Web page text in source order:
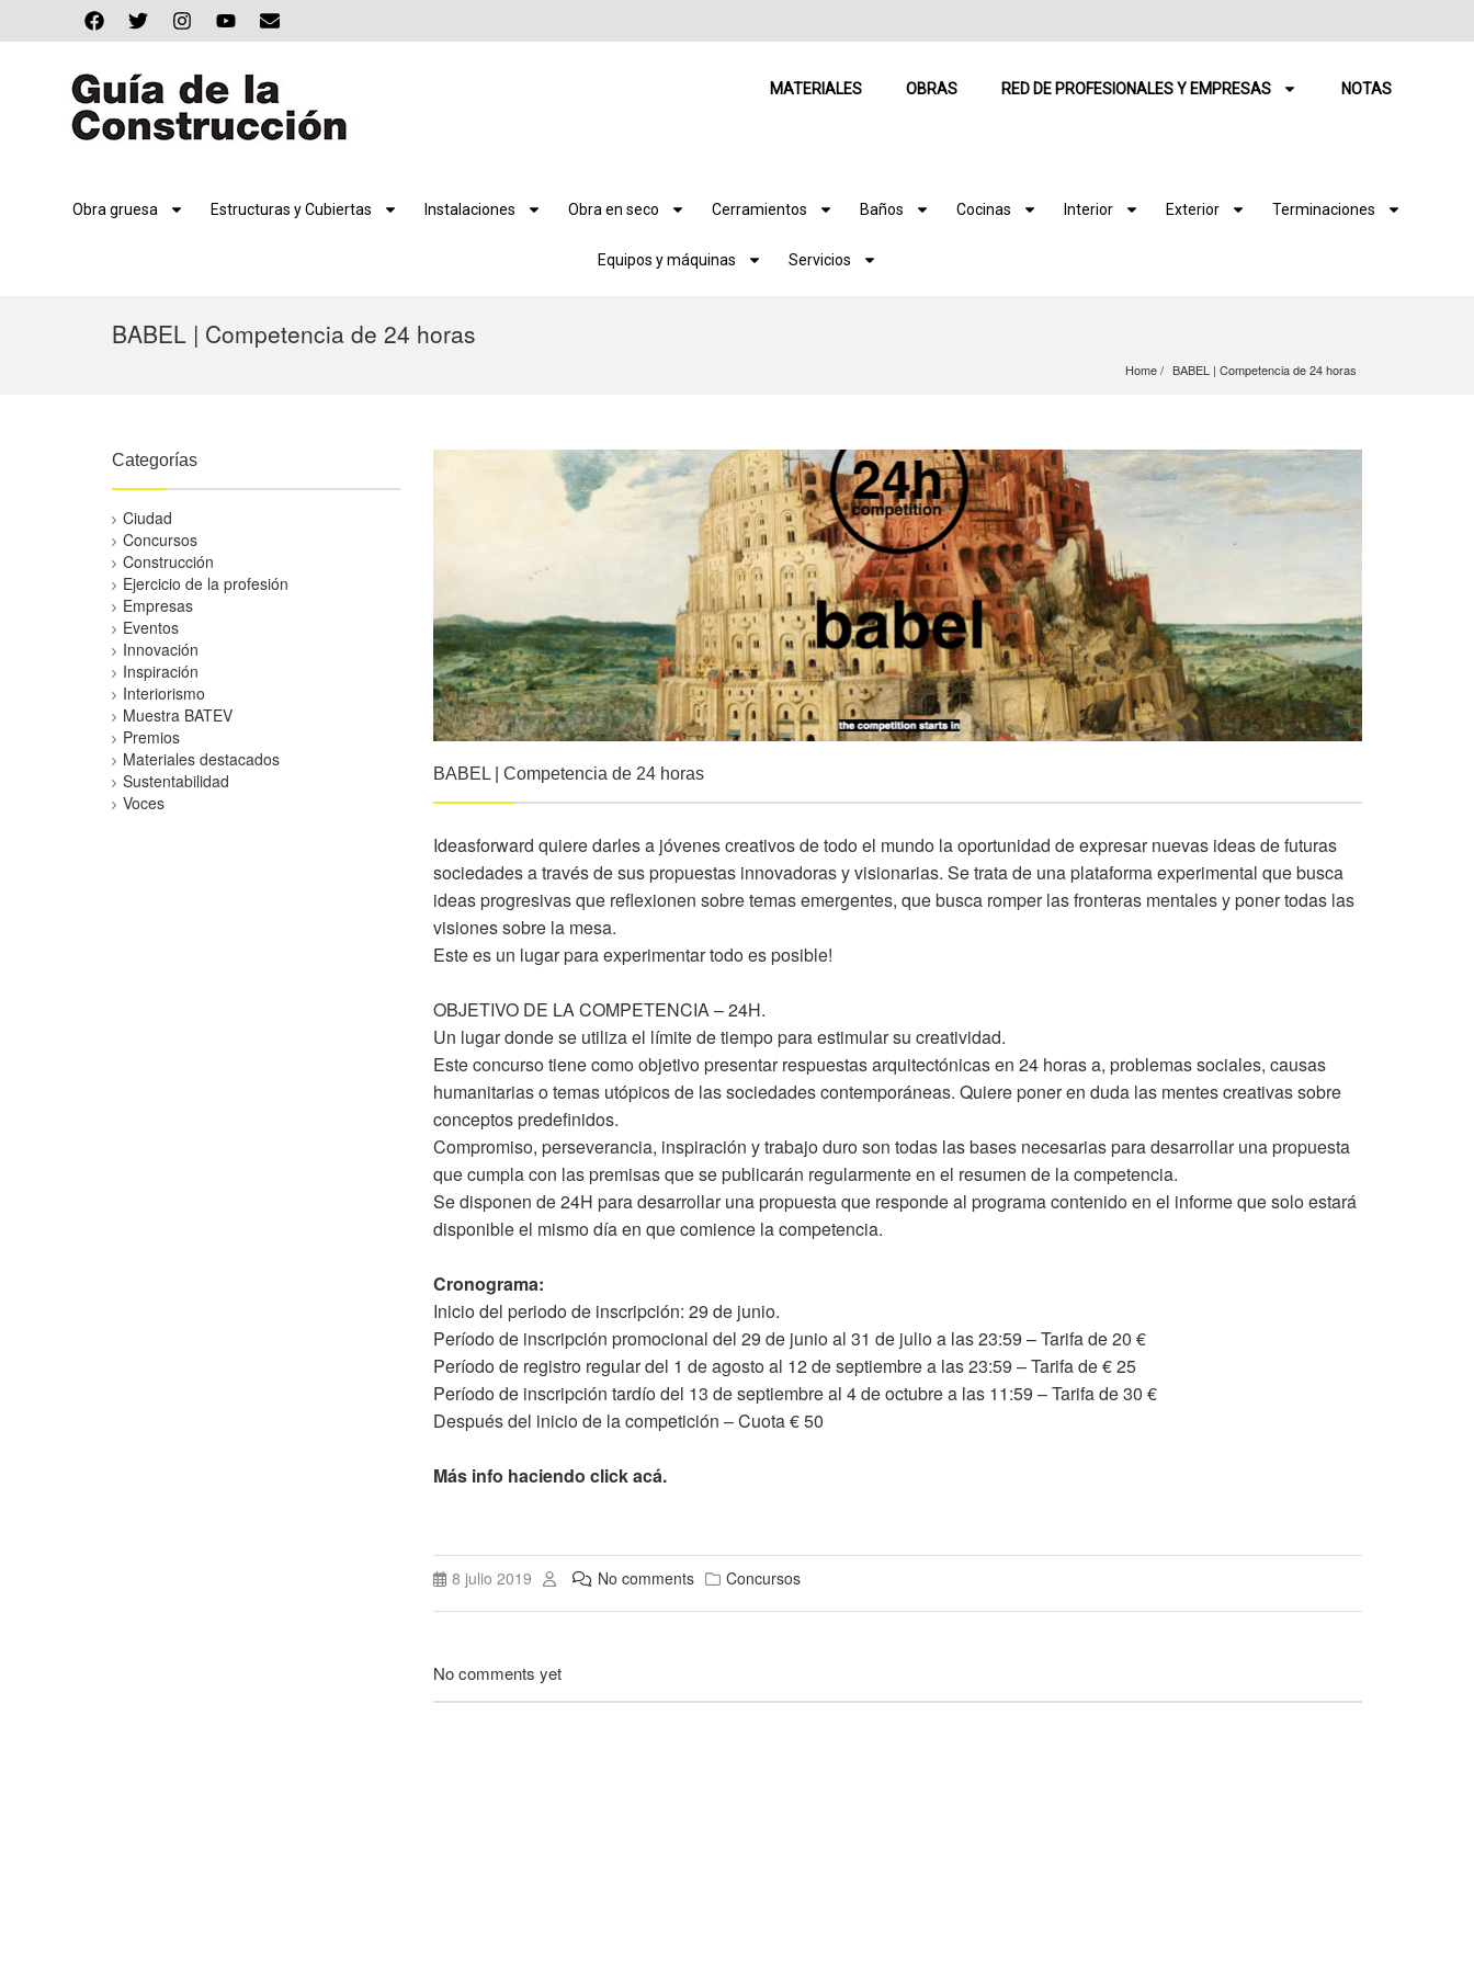
MATERIALES OBRAS RED DE PROFESIONALES Y EMPRESAS NOTAS
Obra gruesa Estructuras y Cubiertas Instalaciones Obra en seco Cerramientos Baños Cocinas Interior Exterior Terminaciones
Equipos y máquinas Servicios
BABEL | Competencia de 24 horas
Home BABEL | Competencia de 24 horas
Categorías
Ciudad
Concursos
Construcción
Ejercicio de la profesión
Empresas
Eventos
Innovación
Inspiración
Interiorismo
Muestra BATEV
Premios
Materiales destacados
Sustentabilidad
Voces
BABEL | Competencia de 24 horas
Ideasforward quiere darles a jóvenes creativos de todo el mundo la oportunidad de expresar nuevas ideas de futuras
sociedades a través de sus propuestas innovadoras y visionarias. Se trata de una plataforma experimental que busca
ideas progresivas que reflexionen sobre temas emergentes, que busca romper las fronteras mentales y poner todas las
visiones sobre la mesa.
Este es un lugar para experimentar todo es posible!
OBJETIVO DE LA COMPETENCIA – 24H.
Un lugar donde se utiliza el límite de tiempo para estimular su creatividad.
Este concurso tiene como objetivo presentar respuestas arquitectónicas en 24 horas a, problemas sociales, causas
humanitarias o temas utópicos de las sociedades contemporáneas. Quiere poner en duda las mentes creativas sobre
conceptos predefinidos.
Compromiso, perseverancia, inspiración y trabajo duro son todas las bases necesarias para desarrollar una propuesta
que cumpla con las premisas que se publicarán regularmente en el resumen de la competencia.
Se disponen de 24H para desarrollar una propuesta que responde al programa contenido en el informe que solo estará
disponible el mismo día en que comience la competencia.
Cronograma:
Inicio del periodo de inscripción: 29 de junio.
Período de inscripción promocional del 29 de junio al 31 de julio a las 23:59 – Tarifa de 20 €
Período de registro regular del 1 de agosto al 12 de septiembre a las 23:59 – Tarifa de € 25
Período de inscripción tardío del 13 de septiembre al 4 de octubre a las 11:59 – Tarifa de 30 €
Después del inicio de la competición – Cuota € 50
Más info haciendo click acá.
8 julio 2019 No comments Concursos
No comments yet